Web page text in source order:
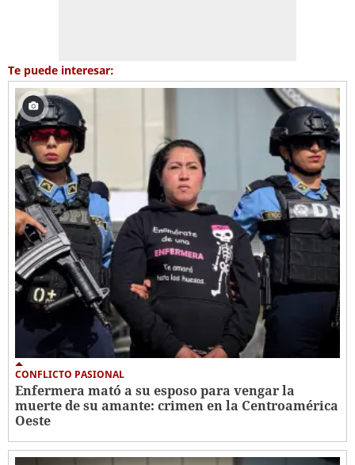
Te puede interesar:
CONFLICTO PASIONAL
Enfermera mató a su esposo para vengar la
muerte de su amante: crimen en la Centroamérica
Oeste